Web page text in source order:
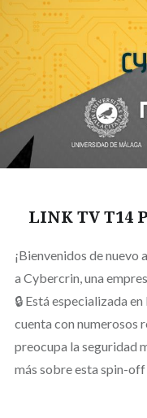
LINK TV T14
¡Bienvenidos de
a Cybercrin, una
🔒 Está especializada
cuenta con numerosos
preocupa la seguridad
más sobre esta spin-